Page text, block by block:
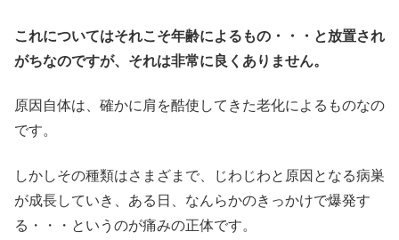
これについてはそれこそ年齢によるもの・・・と放置され
がちなのですが、それは非常に良くありません。
原因自体は、確かに肩を酷使してきた老化によるものなの
です。
しかしその種類はさまざまで、じわじわと原因となる病巣
が成長していき、ある日、なんらかのきっかけで爆発す
る・・・というのが痛みの正体です。